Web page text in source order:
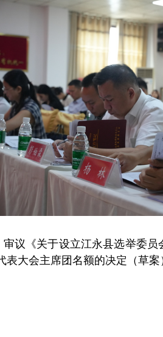
议《关于设立江永县选举委
大会主席团名额的决定（草案